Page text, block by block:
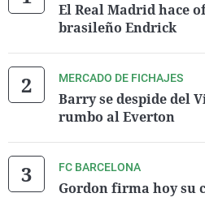
El Real Madrid hace
brasileño Endrick
MERCADO DE FICHAJES
Barry se despide del
rumbo al Everton
FC BARCELONA
Gordon firma hoy su